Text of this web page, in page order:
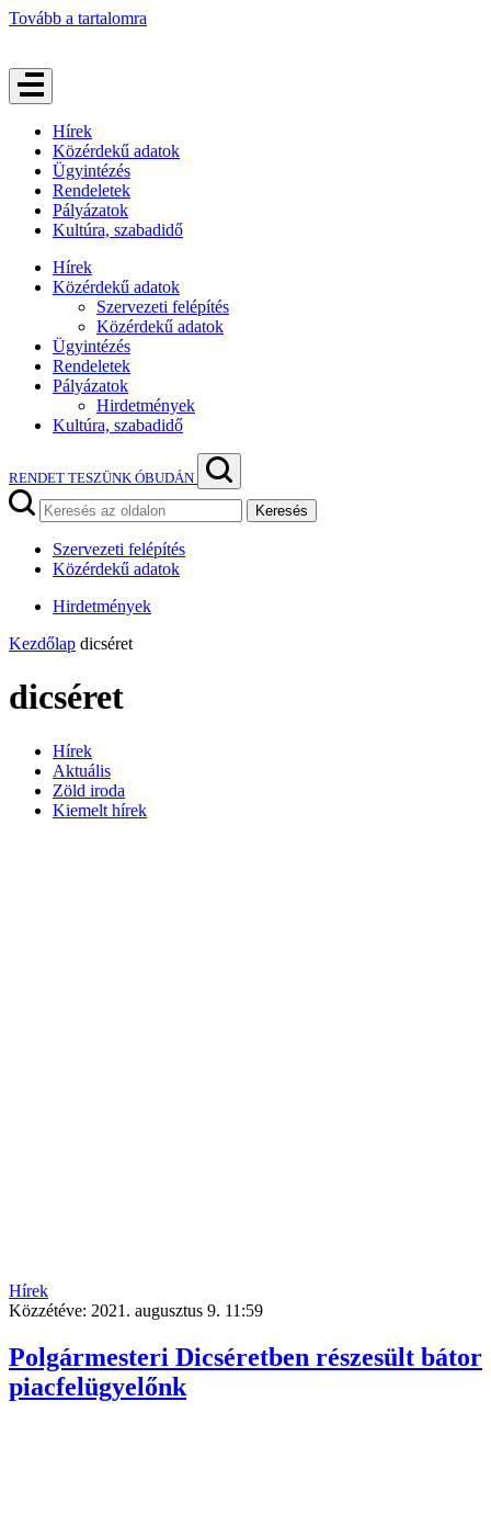
Tovább a tartalomra
Hírek
Közérdekű adatok
Ügyintézés
Rendeletek
Pályázatok
Kultúra, szabadidő
Hírek
Közérdekű adatok
Szervezeti felépítés
Közérdekű adatok
Ügyintézés
Rendeletek
Pályázatok
Hirdetmények
Kultúra, szabadidő
RENDET TESZÜNK ÓBUDÁN
Keresés
Szervezeti felépítés
Közérdekű adatok
Hirdetmények
Kezdőlap dicséret
dicséret
Hírek
Aktuális
Zöld iroda
Kiemelt hírek
Hírek
Közzétéve: 2021. augusztus 9. 11:59
Polgármesteri Dicséretben részesült bátor
piacfelügyelőnk